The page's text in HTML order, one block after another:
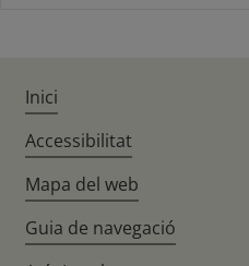
Inici
Accessibilitat
Mapa del web
Guia de navegació